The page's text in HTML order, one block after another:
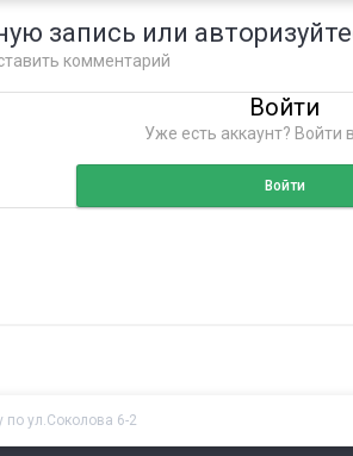
запись или
комментарий
Войти
Уже есть аккаунт? Войти
Войти
по ул.Соколова 6-2